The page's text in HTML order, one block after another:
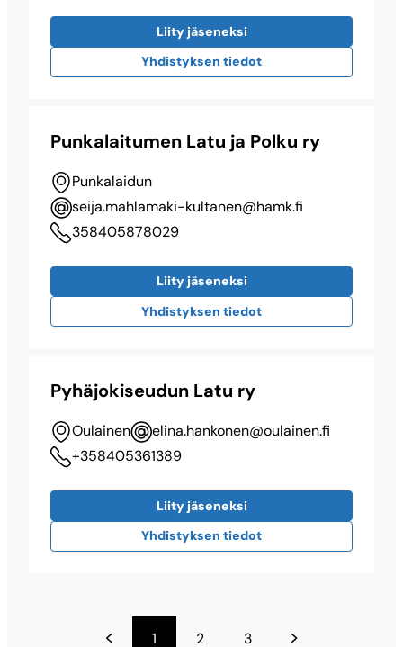
Liity jäseneksi
Yhdistyksen tiedot
Punkalaitumen Latu ja Polku ry
Punkalaidun
seija.mahlamaki-kultanen@​hamk.fi
358405878029
Liity jäseneksi
Yhdistyksen tiedot
Pyhäjokiseudun Latu ry
Oulainen
elina.hankonen@​oulainen.fi
+358405361389
Liity jäseneksi
Yhdistyksen tiedot
1 2 3